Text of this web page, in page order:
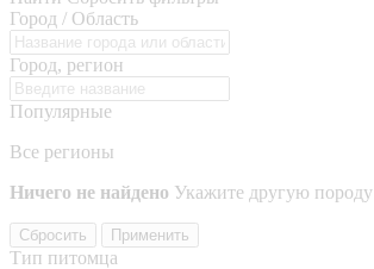
Город / Область
Город, регион
Популярные
Все регионы
Ничего не найдено Укажите другую породу
Сбросить Применить
Тип питомца